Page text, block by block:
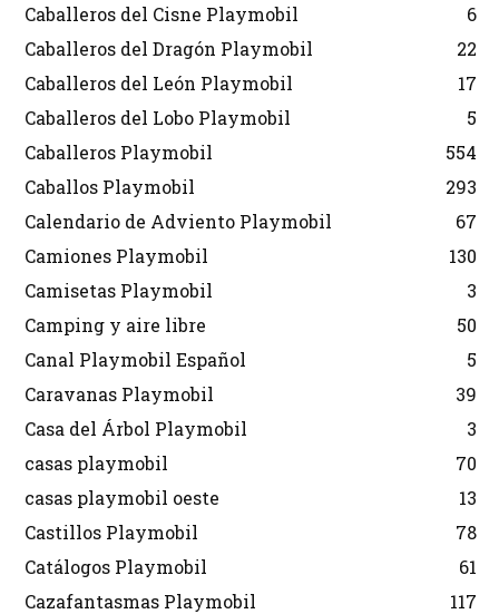
Caballeros del Cisne Playmobil
6
Caballeros del Dragón Playmobil
22
Caballeros del León Playmobil
17
Caballeros del Lobo Playmobil
5
Caballeros Playmobil
554
Caballos Playmobil
293
Calendario de Adviento Playmobil
67
Camiones Playmobil
130
Camisetas Playmobil
3
Camping y aire libre
50
Canal Playmobil Español
5
Caravanas Playmobil
39
Casa del Árbol Playmobil
3
casas playmobil
70
casas playmobil oeste
13
Castillos Playmobil
78
Catálogos Playmobil
61
Cazafantasmas Playmobil
117